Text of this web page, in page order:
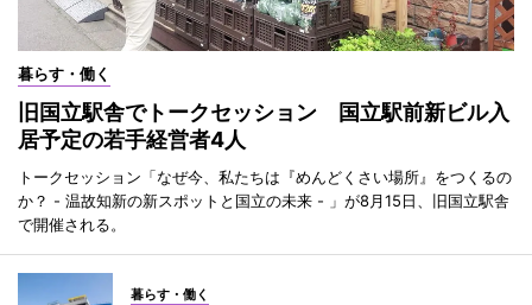
暮らす・働く
旧国立駅舎でトークセッション 国立駅前新ビル入
居予定の若手経営者4人
トークセッション「なぜ今、私たちは『めんどくさい場所』をつくるの
か？ - 温故知新の新スポットと国立の未来 - 」が8月15日、旧国立駅舎
で開催される。
暮らす・働く